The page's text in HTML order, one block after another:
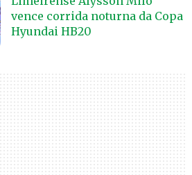
vence corrida noturna da Copa
Hyundai HB20